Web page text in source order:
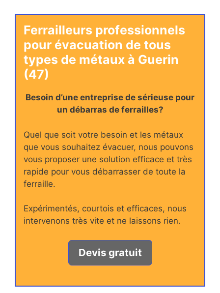
Ferrailleurs professionnels
pour évacuation de tous
types de métaux à Guerin
(47)
Besoin d’une entreprise de sérieuse pour
un débarras de ferrailles?
Quel que soit votre besoin et les métaux
que vous souhaitez évacuer, nous pouvons
vous proposer une solution efficace et très
rapide pour vous débarrasser de toute la
ferraille.
Expérimentés, courtois et efficaces, nous
intervenons très vite et ne laissons rien.
Devis gratuit